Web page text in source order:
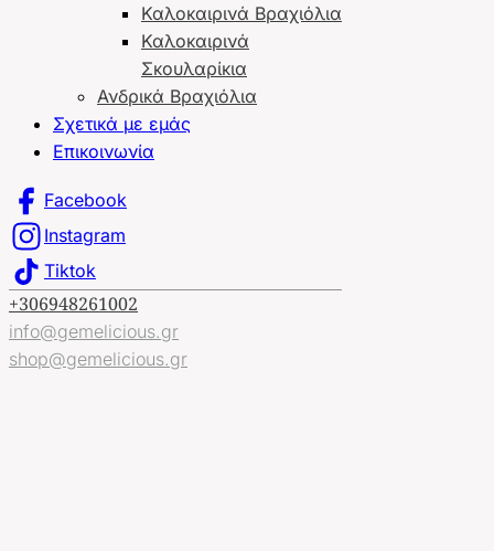
Καλοκαιρινά Βραχιόλια
Καλοκαιρινά
Σκουλαρίκια
Ανδρικά Βραχιόλια
Σχετικά με εμάς
Επικοινωνία
Facebook
Instagram
Tiktok
+306948261002
info@gemelicious.gr
shop@gemelicious.gr